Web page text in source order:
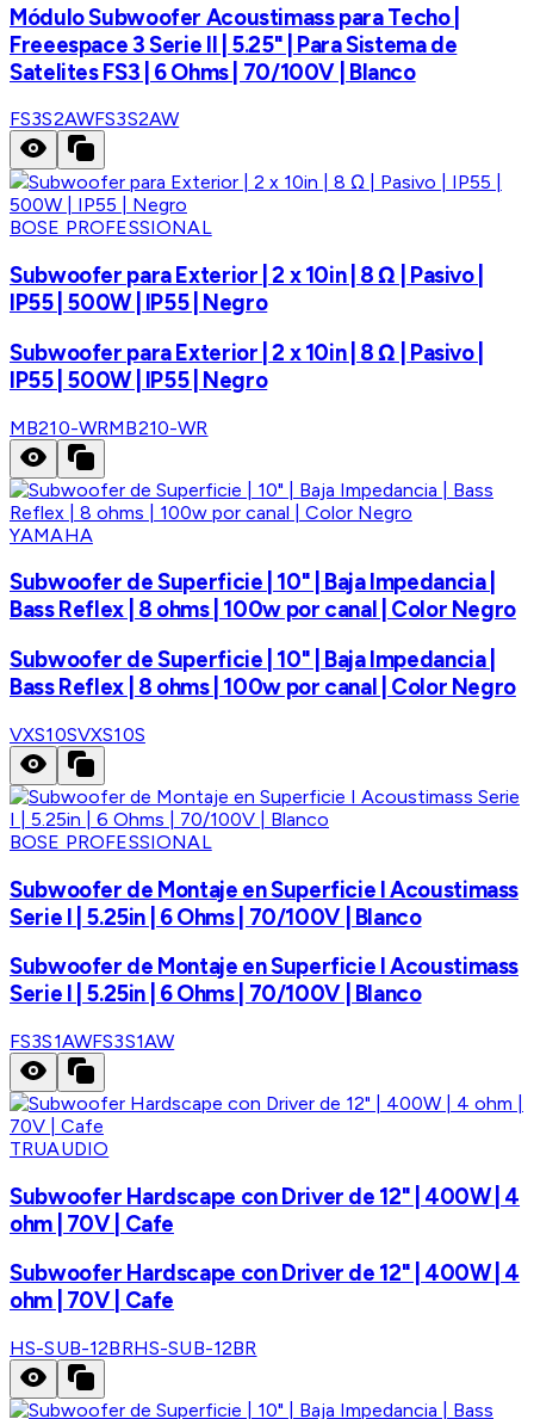
Módulo Subwoofer Acoustimass para Techo |
Freeespace 3 Serie II | 5.25" | Para Sistema de
Satelites FS3 | 6 Ohms | 70/100V | Blanco
FS3S2AWFS3S2AW
BOSE PROFESSIONAL
Subwoofer para Exterior | 2 x 10in | 8 Ω | Pasivo |
IP55 | 500W | IP55 | Negro
Subwoofer para Exterior | 2 x 10in | 8 Ω | Pasivo |
IP55 | 500W | IP55 | Negro
MB210-WRMB210-WR
YAMAHA
Subwoofer de Superficie | 10" | Baja Impedancia |
Bass Reflex | 8 ohms | 100w por canal | Color Negro
Subwoofer de Superficie | 10" | Baja Impedancia |
Bass Reflex | 8 ohms | 100w por canal | Color Negro
VXS10SVXS10S
BOSE PROFESSIONAL
Subwoofer de Montaje en Superficie I Acoustimass
Serie I | 5.25in | 6 Ohms | 70/100V | Blanco
Subwoofer de Montaje en Superficie I Acoustimass
Serie I | 5.25in | 6 Ohms | 70/100V | Blanco
FS3S1AWFS3S1AW
TRUAUDIO
Subwoofer Hardscape con Driver de 12" | 400W | 4
ohm | 70V | Cafe
Subwoofer Hardscape con Driver de 12" | 400W | 4
ohm | 70V | Cafe
HS-SUB-12BRHS-SUB-12BR